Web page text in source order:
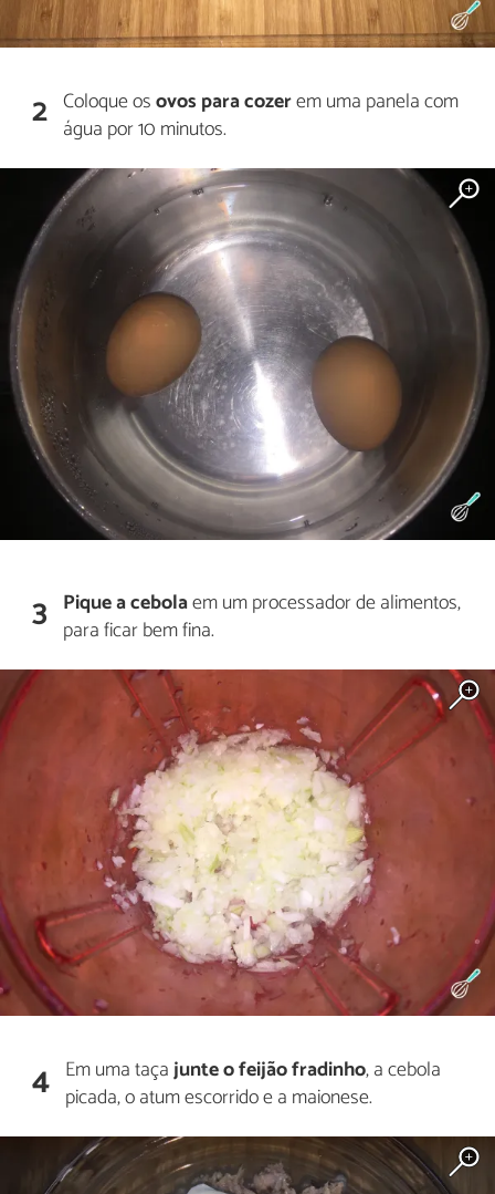
2 Coloque osovos para cozerem uma panela com
água por 10 minutos.
3 Pique a cebolaem um processador de alimentos,
para ficar bem fina.
4 Em uma taçajunte o feijão fradinho, a cebola
picada, o atum escorrido e a maionese.